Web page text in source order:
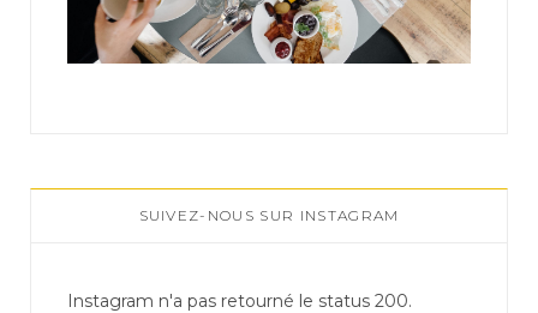
SUIVEZ-NOUS SUR INSTAGRAM
Instagram n'a pas retourné le status 200.